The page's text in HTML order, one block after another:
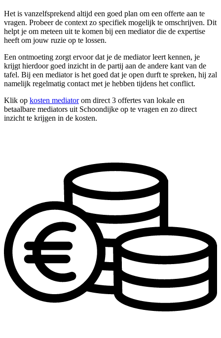
Het is vanzelfsprekend altijd een goed plan om een offerte aan te
vragen. Probeer de context zo specifiek mogelijk te omschrijven. Dit
helpt je om meteen uit te komen bij een mediator die de expertise
heeft om jouw ruzie op te lossen.
Een ontmoeting zorgt ervoor dat je de mediator leert kennen, je
krijgt hierdoor goed inzicht in de partij aan de andere kant van de
tafel. Bij een mediator is het goed dat je open durft te spreken, hij zal
namelijk regelmatig contact met je hebben tijdens het conflict.
Klik op kosten mediatorom direct 3 offertes van lokale en
betaalbare mediators uit Schoondijke op te vragen en zo direct
inzicht te krijgen in de kosten.